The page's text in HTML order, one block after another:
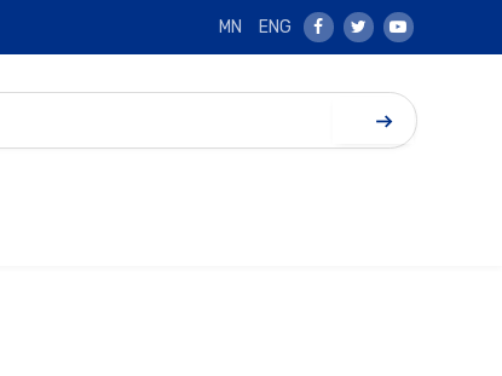
MN ENG
Facebook
TwitterYoutube